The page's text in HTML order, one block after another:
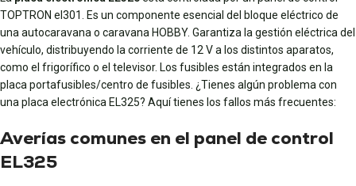
TOPTRON el301. Es un componente esencial del bloque eléctrico de
una autocaravana o caravana HOBBY. Garantiza la gestión eléctrica del
vehículo, distribuyendo la corriente de 12 V a los distintos aparatos,
como el frigorífico o el televisor. Los fusibles están integrados en la
placa portafusibles/centro de fusibles. ¿Tienes algún problema con
una placa electrónica EL325? Aquí tienes los fallos más frecuentes:
Averías comunes en el panel de control
EL325